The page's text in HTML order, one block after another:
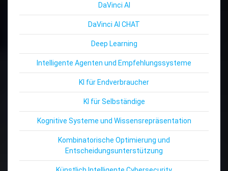
DaVinci AI
DaVinci AI CHAT
Deep Learning
Intelligente Agenten und Empfehlungssysteme
KI für Endverbraucher
KI für Selbständige
Kognitive Systeme und Wissensrepräsentation
Kombinatorische Optimierung und
Entscheidungsunterstützung